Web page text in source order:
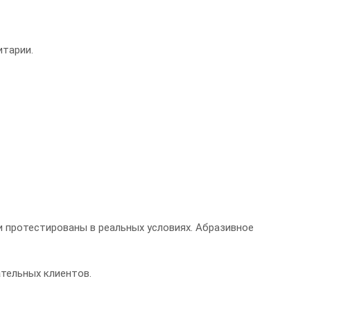
в реальных условиях. Абразивное
клиентов.